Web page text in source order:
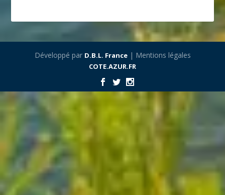
Développé par D.B.L. France| Mentions légales
COTE.AZUR.FR